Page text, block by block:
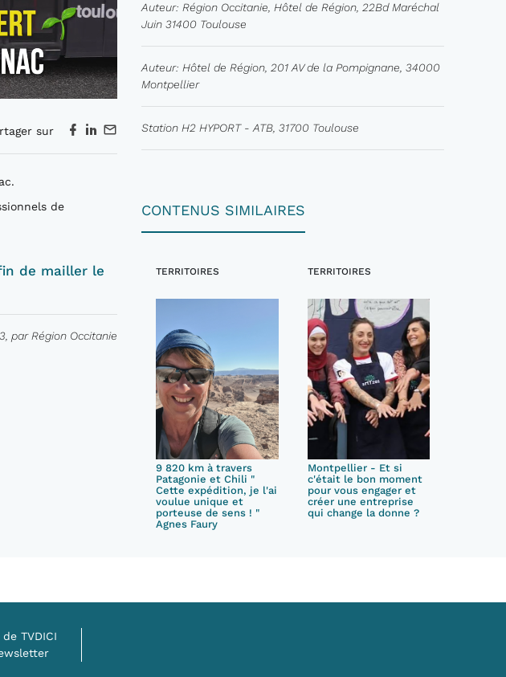
sur
de
de mailler le
par Région Occitanie
Auteur: Région Occitanie, Hôtel de Région, 22Bd Maréchal
Juin 31400 Toulouse
Auteur: Hôtel de Région, 201 AV de la Pompignane, 34000
Montpellier
Station H2 HYPORT - ATB, 31700 Toulouse
CONTENUS SIMILAIRES
TERRITOIRES
9 820 km à travers
Patagonie et Chili "
Cette expédition, je l'ai
voulue unique et
porteuse de sens ! "
Agnes Faury
TERRITOIRES
Montpellier - Et si
c'était le bon moment
pour vous engager et
créer une entreprise
qui change la donne ?
TVDICI